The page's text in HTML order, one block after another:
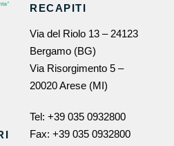
RECAPITI
Via del Riolo 13 – 24123
Bergamo (BG)
Via Risorgimento 5 –
20020 Arese (MI)
Tel: +39 035 0932800
Fax: +39 035 0932800